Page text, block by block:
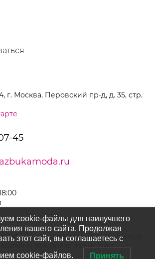
г. Москва, Перовский пр-д, д. 35, стр.
45
| Мужская и женская одежда
Все права защищены.
cookie-файлы для наилучшего
нашего сайта. Продолжая
этот сайт, вы соглашаетесь с
cookie-файлов. Принять